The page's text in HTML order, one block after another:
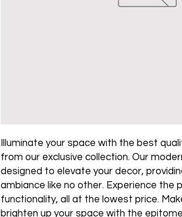
Illuminate your space with the best
from our exclusive collection. Our
designed to elevate your decor,
ambiance like no other. Experience the
functionality, all at the lowest price.
brighten up your space with the